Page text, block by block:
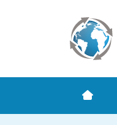
Term SOFR
Cos'è l'inflazione CPI?
Cos'è l'inflazione HICP?
Tassi storici Euribor
Tassi storici di ESTER
Calcolatore dell’inflazione